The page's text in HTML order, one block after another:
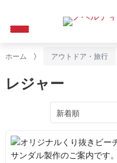
ホーム アウトドア・旅行
レジャー